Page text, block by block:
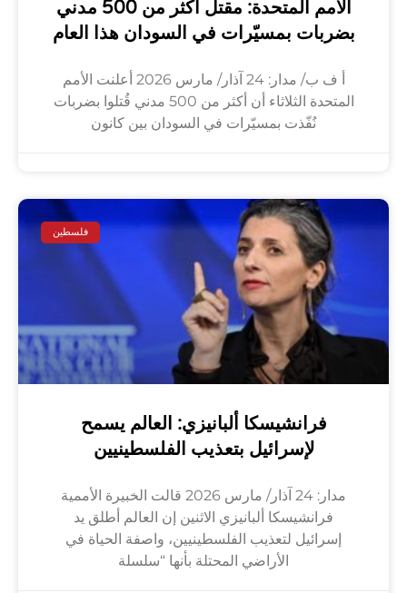
الأمم المتحدة: مقتل أكثر من 500 مدني
بضربات بمسيّرات في السودان هذا العام
أ ف ب/ مدار: 24 آذار/ مارس 2026 أعلنت الأمم
المتحدة الثلاثاء أن أكثر من 500 مدني قُتلوا بضربات
نُفّذت بمسيّرات في السودان بين كانون
فلسطين
فرانشيسكا ألبانيزي: العالم يسمح
لإسرائيل بتعذيب الفلسطينيين
مدار: 24 آذار/ مارس 2026 قالت الخبيرة الأممية
فرانشيسكا ألبانيزي الاثنين إن العالم أطلق يد
إسرائيل لتعذيب الفلسطينيين، واصفة الحياة في
الأراضي المحتلة بأنها “سلسلة